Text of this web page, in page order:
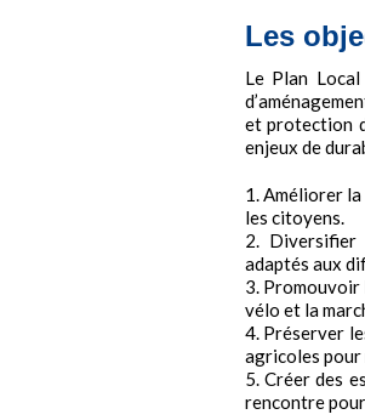
Les
Le Plan
et protection
enjeux de
1. Améliorer
les citoyens.
2. Diversifier
adaptés aux
3. Promouvoir
vélo et la
4. Préserver
agricoles
5. Créer des
rencontre